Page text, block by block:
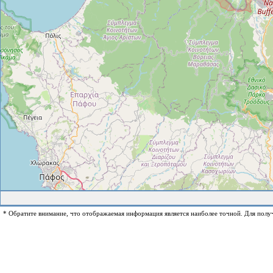
* Обратите внимание, что отображаемая информация является наиболее точной. Для